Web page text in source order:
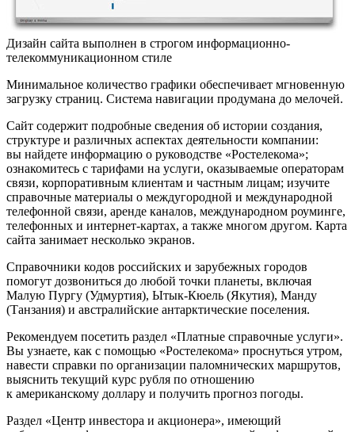
Дизайн сайта выполнен в строгом информационно-
телекоммуникационном стиле
Минимальное количество графики обеспечивает мгновенную
загрузку страниц. Система навигации продумана до мелочей.
Сайт содержит подробные сведения об истории создания,
структуре и различных аспектах деятельности компании:
вы найдете информацию о руководстве «Ростелекома»;
ознакомитесь с тарифами на услуги, оказываемые операторам
связи, корпоративным клиентам и частным лицам; изучите
справочные материалы о междугородной и международной
телефонной связи, аренде каналов, международном роуминге,
телефонных и интернет-картах, а также многом другом. Карта
сайта занимает несколько экранов.
Справочники кодов российских и зарубежных городов
помогут дозвониться до любой точки планеты, включая
Малую Пургу (Удмуртия), Ытык-Кюель (Якутия), Манду
(Танзания) и австралийские антарктические поселения.
Рекомендуем посетить раздел «Платные справочные услуги».
Вы узнаете, как с помощью «Ростелекома» проснуться утром,
навести справки по организации паломнических маршрутов,
выяснить текущий курс рубля по отношению
к американскому доллару и получить прогноз погоды.
Раздел «Центр инвестора и акционера», имеющий